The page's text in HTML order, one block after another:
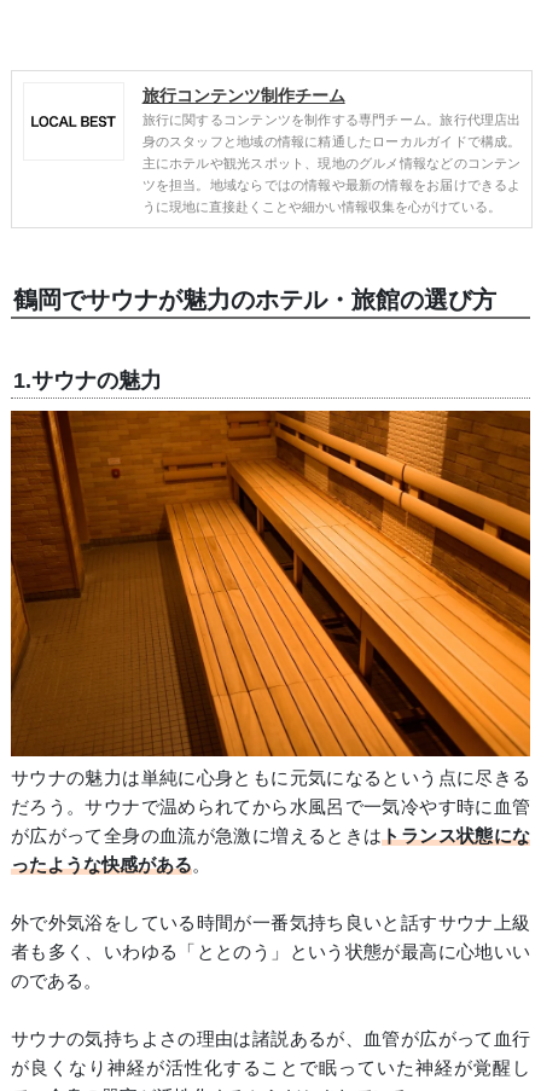
旅行コンテンツ制作チーム
旅行に関するコンテンツを制作する専門チーム。旅行代理店出
身のスタッフと地域の情報に精通したローカルガイドで構成。
主にホテルや観光スポット、現地のグルメ情報などのコンテン
ツを担当。地域ならではの情報や最新の情報をお届けできるよ
うに現地に直接赴くことや細かい情報収集を心がけている。
鶴岡でサウナが魅力のホテル・旅館の選び方
1.サウナの魅力
サウナの魅力は単純に心身ともに元気になるという点に尽きる
だろう。サウナで温められてから水風呂で一気冷やす時に血管
が広がって全身の血流が急激に増えるときはトランス状態にな
ったような快感がある。
外で外気浴をしている時間が一番気持ち良いと話すサウナ上級
者も多く、いわゆる「ととのう」という状態が最高に心地いい
のである。
サウナの気持ちよさの理由は諸説あるが、血管が広がって血行
が良くなり神経が活性化することで眠っていた神経が覚醒し